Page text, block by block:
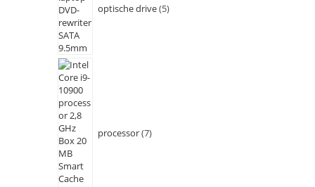
optische drive 5
processor 7